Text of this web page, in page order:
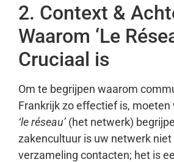
2. Context &
Waarom ‘Le
Cruciaal is
Om te begrijpen waarom
Frankrijk zo effectief is,
‘le réseau’(het netwerk)
zakencultuur is uw netwerk niet
verzameling contacten; het is